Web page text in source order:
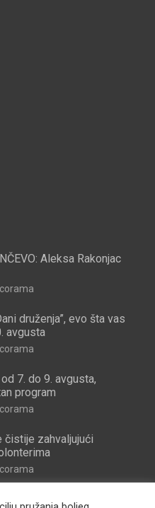
Aleksa Rakonjac
druženja”, evo šta vas
avgusta
7. do 9. avgusta,
program
čistije zahvaljujući